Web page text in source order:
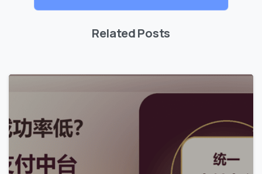
Related Posts
0
0 / 180